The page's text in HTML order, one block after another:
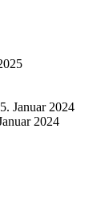
Januar 2024
2024